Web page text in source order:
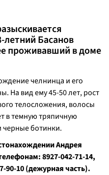
летний Басанов
проживавший в доме
челнинца и его
На вид ему 45-50 лет, рост
телосложения, волосы
в темную тряпичную
черные ботинки.
Андрея
8927-042-71-14,
90-10 (дежурная часть).